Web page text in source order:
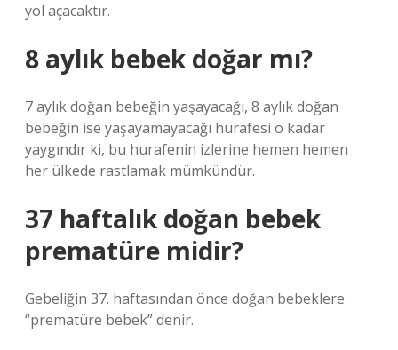
yol açacaktır.
8 aylık bebek doğar mı?
7 aylık doğan bebeğin yaşayacağı, 8 aylık doğan
bebeğin ise yaşayamayacağı hurafesi o kadar
yaygındır ki, bu hurafenin izlerine hemen hemen
her ülkede rastlamak mümkündür.
37 haftalık doğan bebek
prematüre midir?
Gebeliğin 37. haftasından önce doğan bebeklere
“prematüre bebek” denir.